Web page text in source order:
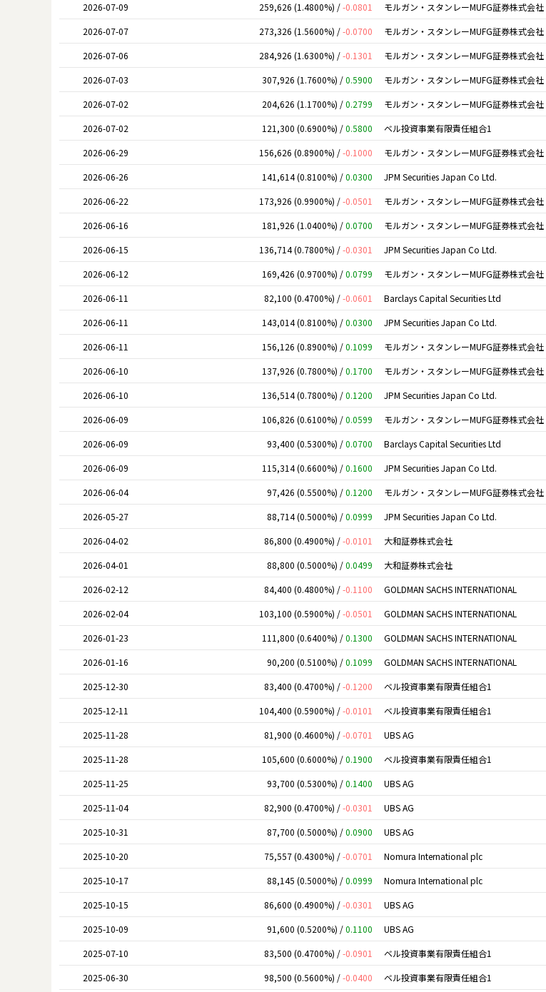
2026-07-09
259,626 (1.4800%) /-0.0801 モルガン・スタンレーMUFG証券株式会社
2026-07-07
273,326 (1.5600%) /-0.0700 モルガン・スタンレーMUFG証券株式会社
2026-07-06
284,926 (1.6300%) /-0.1301 モルガン・スタンレーMUFG証券株式会社
2026-07-03
307,926 (1.7600%) /0.5900 モルガン・スタンレーMUFG証券株式会社
2026-07-02
204,626 (1.1700%) /0.2799 モルガン・スタンレーMUFG証券株式会社
2026-07-02
121,300 (0.6900%) /0.5800 ベル投資事業有限責任組合1
2026-06-29
156,626 (0.8900%) /-0.1000 モルガン・スタンレーMUFG証券株式会社
2026-06-26
141,614 (0.8100%) /0.0300 JPM Securities Japan Co Ltd.
2026-06-22
173,926 (0.9900%) /-0.0501 モルガン・スタンレーMUFG証券株式会社
2026-06-16
181,926 (1.0400%) /0.0700 モルガン・スタンレーMUFG証券株式会社
2026-06-15
136,714 (0.7800%) /-0.0301 JPM Securities Japan Co Ltd.
2026-06-12
169,426 (0.9700%) /0.0799 モルガン・スタンレーMUFG証券株式会社
2026-06-11
82,100 (0.4700%) /-0.0601 Barclays Capital Securities Ltd
2026-06-11
143,014 (0.8100%) /0.0300 JPM Securities Japan Co Ltd.
2026-06-11
156,126 (0.8900%) /0.1099 モルガン・スタンレーMUFG証券株式会社
2026-06-10
137,926 (0.7800%) /0.1700 モルガン・スタンレーMUFG証券株式会社
2026-06-10
136,514 (0.7800%) /0.1200 JPM Securities Japan Co Ltd.
2026-06-09
106,826 (0.6100%) /0.0599 モルガン・スタンレーMUFG証券株式会社
2026-06-09
93,400 (0.5300%) /0.0700 Barclays Capital Securities Ltd
2026-06-09
115,314 (0.6600%) /0.1600 JPM Securities Japan Co Ltd.
2026-06-04
97,426 (0.5500%) /0.1200 モルガン・スタンレーMUFG証券株式会社
2026-05-27
88,714 (0.5000%) /0.0999 JPM Securities Japan Co Ltd.
2026-04-02
86,800 (0.4900%) /-0.0101 大和証券株式会社
2026-04-01
88,800 (0.5000%) /0.0499 大和証券株式会社
2026-02-12
84,400 (0.4800%) /-0.1100 GOLDMAN SACHS INTERNATIONAL
2026-02-04
103,100 (0.5900%) /-0.0501 GOLDMAN SACHS INTERNATIONAL
2026-01-23
111,800 (0.6400%) /0.1300 GOLDMAN SACHS INTERNATIONAL
2026-01-16
90,200 (0.5100%) /0.1099 GOLDMAN SACHS INTERNATIONAL
2025-12-30
83,400 (0.4700%) /-0.1200 ベル投資事業有限責任組合1
2025-12-11
104,400 (0.5900%) /-0.0101 ベル投資事業有限責任組合1
2025-11-28
81,900 (0.4600%) /-0.0701 UBS AG
2025-11-28
105,600 (0.6000%) /0.1900 ベル投資事業有限責任組合1
2025-11-25
93,700 (0.5300%) /0.1400 UBS AG
2025-11-04
82,900 (0.4700%) /-0.0301 UBS AG
2025-10-31
87,700 (0.5000%) /0.0900 UBS AG
2025-10-20
75,557 (0.4300%) /-0.0701 Nomura International plc
2025-10-17
88,145 (0.5000%) /0.0999 Nomura International plc
2025-10-15
86,600 (0.4900%) /-0.0301 UBS AG
2025-10-09
91,600 (0.5200%) /0.1100 UBS AG
2025-07-10
83,500 (0.4700%) /-0.0901 ベル投資事業有限責任組合1
2025-06-30
98,500 (0.5600%) /-0.0400 ベル投資事業有限責任組合1